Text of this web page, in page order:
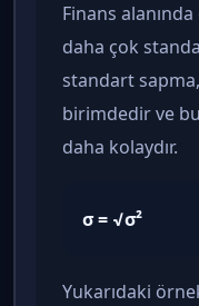
Finans
daha çok
standart
birimdedir ve
daha kolaydır.
σ = √σ²
Yukarıdaki